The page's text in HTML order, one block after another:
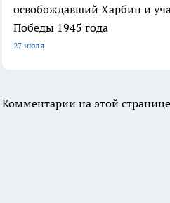
освобождавший Харбин и
Победы 1945 года
27 июля
Комментарии на этой